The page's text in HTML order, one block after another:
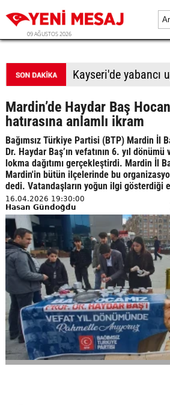
09 AĞUSTOS 2026
Mardin’de Haydar Baş
hatırasına anlamlı ikram
Bağımsız Türkiye Partisi (BTP) Mardin İl
Dr. Haydar Baş’ın vefatının 6. yıl
lokma dağıtımı gerçekleştirdi. Mardin İl
Mardin'in bütün ilçelerinde bu
dedi. Vatandaşların yoğun ilgi gösterdiği
16.04.2026 19:30:00
Hasan Gündoğdu